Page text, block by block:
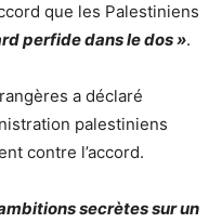
que les Palestiniens
perfide dans le dos ».
a déclaré
palestiniens
contre l’accord.
secrètes sur un